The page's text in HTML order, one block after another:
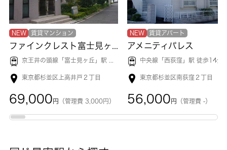
NEW 賃貸マンション
京王井の頭線「 富士見ヶ丘 」駅 徒歩10分
東京都杉並区上高井戸２丁目
69,000 円 （管理費 3,000円）
NEW 賃貸アパート
アメニティパレス
中央線「西荻窪 」駅 徒歩14分
東京都杉並区南荻窪２丁目
56,000 円 （管理費 -）